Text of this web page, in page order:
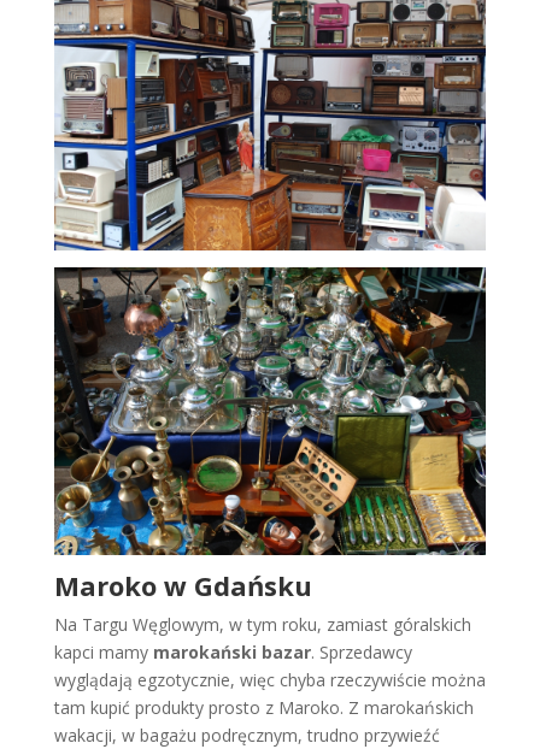
Maroko w Gdańsku
Na Targu Węglowym, w tym roku, zamiast góralskich
kapci mamy marokański bazar. Sprzedawcy
wyglądają egzotycznie, więc chyba rzeczywiście można
tam kupić produkty prosto z Maroko. Z marokańskich
wakacji, w bagażu podręcznym, trudno przywieźć